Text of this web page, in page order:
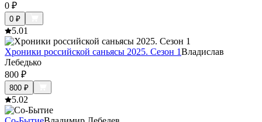
0 ₽
0 ₽
5.01
Хроники российской саньясы 2025. Сезон 1Владислав
Лебедько
800 ₽
800 ₽
5.02